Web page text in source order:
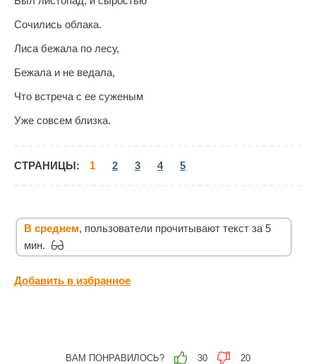
Сочились облака.
Лиса бежала по лесу,
Бежала и не ведала,
Что встреча с ее суженым
Уже совсем близка.
СТРАНИЦЫ: 1 2 3 4 5
В среднем, пользователи прочитывают текст за 5
мин.
Добавить в избранное
ВАМ ПОНРАВИЛОСЬ? 30 20